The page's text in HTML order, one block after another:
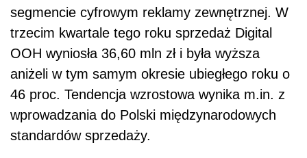
segmencie cyfrowym reklamy zewnętrznej. W
trzecim kwartale tego roku sprzedaż Digital
OOH wyniosła 36,60 mln zł i była wyższa
aniżeli w tym samym okresie ubiegłego roku o
46 proc. Tendencja wzrostowa wynika m.in. z
wprowadzania do Polski międzynarodowych
standardów sprzedaży.